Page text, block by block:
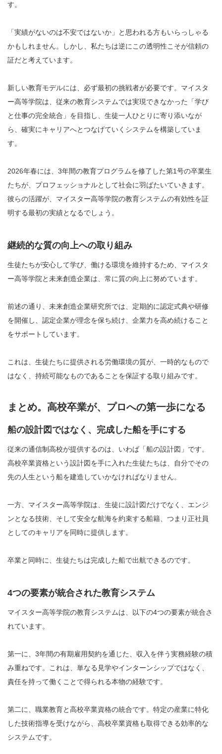
す。
「実績がないのは不安ではないか」と思われる方もいらっしゃる
かもしれません。しかし、私たちは逆にこの透明性こそが信頼の
証だと考えています。
新しい教育モデルには、必ず最初の挑戦者が必要です。マイスタ
ー高等学院は、従来の教育システムでは実現できなかった「学び
と仕事の完全統合」を目指し、生徒一人ひとりに寄り添いなが
ら、確実にキャリアへとつなげていくシステムを構築していま
す。
2026年春には、3年間の教育プログラムを修了した第1号の卒業生
たちが、プロフェッショナルとして社会に羽ばたいていきます。
彼らの活躍が、マイスター高等学院の教育システムの有効性を証
明する最初の実績となるでしょう。
継続的な質の向上への取り組み
生徒たちが安心して学び、働ける環境を維持するため、マイスタ
ー高等学院と未来創造企業は、常に質の向上に努めています。
前述の通り、未来創造企業研究所では、定期的に認定式典や研修
を開催し、認定企業が理念を保ち続け、企業力を高め続けること
をサポートしています。
これは、生徒たちに提供される労働環境の質が、一時的なもので
はなく、持続可能なものであることを保証する取り組みです。
まとめ。高校卒業が、プロへの第一歩になる
船の設計図ではなく、完成した船を手にする
従来の通信制高校が提供するのは、いわば「船の設計図」です。
高校卒業資格という設計図を手に入れた生徒たちは、自分でその
先の人生という船を建造していかなければなりません。
一方、マイスター高等学院は、生徒に設計図だけでなく、エンジ
ンとなる技術、そして安全な航海を約束する船籍、つまり正社員
としてのキャリアを同時に提供します。
卒業と同時に、生徒たちは完成した船で出航できるのです。
4つの要素が統合された教育システム
マイスター高等学院の教育システムは、以下の4つの要素が統合さ
れています。
第一に、3年間の有期雇用契約を通じた、収入を伴う実務経験の積
み重ねです。これは、単なる見学やインターンシップではなく、
責任を持って働くことで得られる本物の経験です。
第二に、職業教育と高校卒業資格の統合です。特定の産業に特化
した技術指導を受けながら、高校卒業資格も取得できる効率的な
システムです。